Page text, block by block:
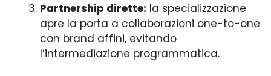
Partnership dirette: la specializzazione
apre la porta a collaborazioni one-to-one
con brand affini, evitando
l’intermediazione programmatica.